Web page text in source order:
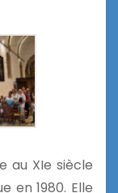
au XIe siècle
en 1980. Elle